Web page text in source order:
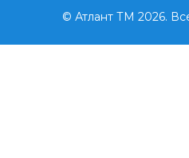
© Атлант ТМ 2026.